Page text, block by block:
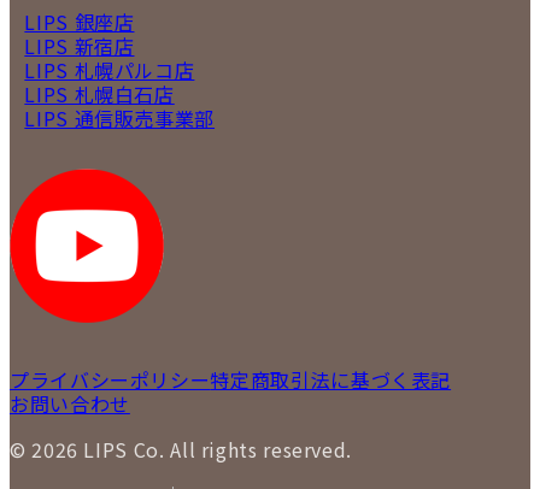
LIPS 銀座店
LIPS 新宿店
LIPS 札幌パルコ店
LIPS 札幌白石店
LIPS 通信販売事業部
プライバシーポリシー特定商取引法に基づく表記
お問い合わせ
© 2026 LIPS Co. All rights reserved.